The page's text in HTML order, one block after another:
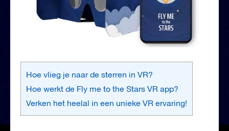
Hoe vlieg je naar de sterren in VR?
Hoe werkt de Fly me to the Stars VR app?
Verken het heelal in een unieke VR ervaring!